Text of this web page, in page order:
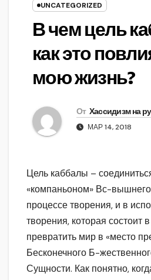
UNCATEGORIZED
В чем цель
как это
мою жизнь?
От Хассидизм на
МАР 14, 2018
Цель каббалы –
«компаньоном» Вс-
процессе творения, и в
творения, которая состоит
превратить мир в «место
Бесконечного Б-
Сущности. Как понятно,